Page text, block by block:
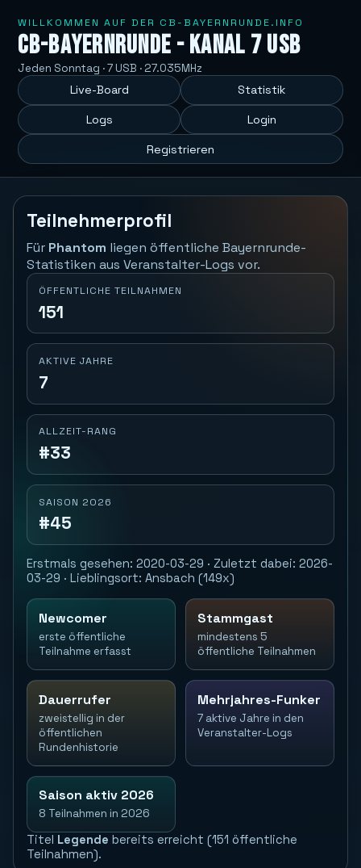
WILLKOMMEN AUF DER CB-BAYERNRUNDE.INFO
CB-Bayernrunde - Kanal 7 USB
Jeden Sonntag · 7 USB · 27.035MHz
Live-Board Statistik
Logs Login
Registrieren
Teilnehmerprofil
Für Phantom liegen öffentliche Bayernrunde-
Statistiken aus Veranstalter-Logs vor.
ÖFFENTLICHE TEILNAHMEN
151
AKTIVE JAHRE
7
ALLZEIT-RANG
#33
SAISON 2026
#45
Erstmals gesehen: 2020-03-29 · Zuletzt dabei: 2026-
03-29 · Lieblingsort: Ansbach (149x)
Newcomer
erste öffentliche
Teilnahme erfasst
Stammgast
mindestens 5
öffentliche Teilnahmen
Dauerrufer
zweistellig in der
öffentlichen
Rundenhistorie
Mehrjahres-Funker
7 aktive Jahre in den
Veranstalter-Logs
Saison aktiv 2026
8 Teilnahmen in 2026
Titel Legende bereits erreicht (151 öffentliche
Teilnahmen).